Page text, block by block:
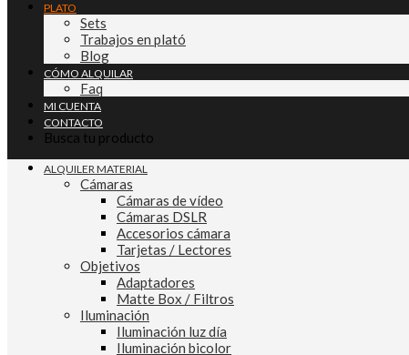
PLATO
Sets
Trabajos en plató
Blog
CÓMO ALQUILAR
Faq
MI CUENTA
CONTACTO
Busca tu producto
ALQUILER MATERIAL
Cámaras
Cámaras de vídeo
Cámaras DSLR
Accesorios cámara
Tarjetas / Lectores
Objetivos
Adaptadores
Matte Box / Filtros
Iluminación
Iluminación luz día
Iluminación bicolor